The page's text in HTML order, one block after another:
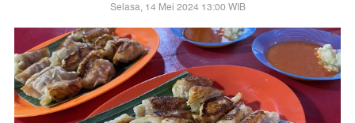
Selasa, 14 Mei 2024 13:00 WIB